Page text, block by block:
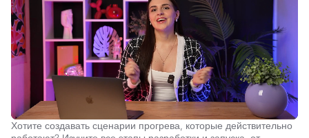
Хотите создавать сценарии прогрева, которые действительно